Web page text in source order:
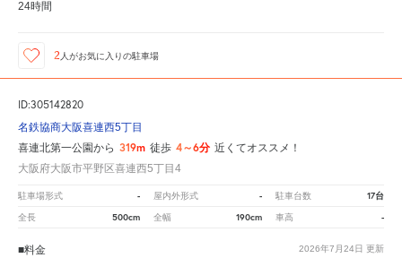
24時間
2 人がお気に入りの駐車場
ID:305142820
名鉄協商大阪喜連西5丁目
喜連北第一公園から 319m 徒歩 4～6分 近くてオススメ！
大阪府大阪市平野区喜連西5丁目4
駐車場形式 - 屋内外形式 - 駐車台数 17台
全長 500cm 全幅 190cm 車高 -
2026年7月24日 更新
■料金